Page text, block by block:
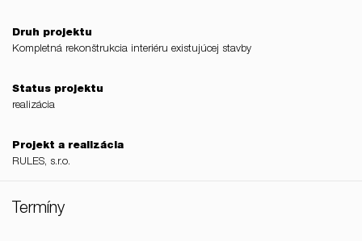
Druh projektu
Kompletná rekonštrukcia interiéru existujúcej stavby
Status projektu
realizácia
Projekt a realizácia
RULES, s.r.o.
Termíny